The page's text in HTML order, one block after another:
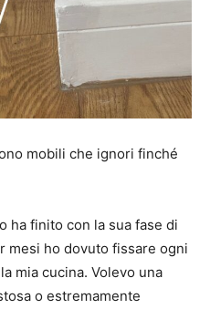
mobili che ignori finché
ha finito con la sua fase di
mesi ho dovuto fissare ogni
mia cucina. Volevo una
o estremamente